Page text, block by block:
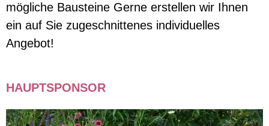
mögliche Bausteine Gerne erstellen wir Ihnen
ein auf Sie zugeschnittenes individuelles
Angebot!
HAUPTSPONSOR